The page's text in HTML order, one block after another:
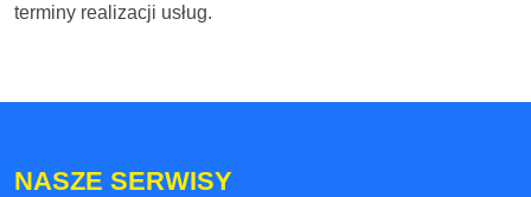
terminy realizacji usług.
NASZE SERWISY